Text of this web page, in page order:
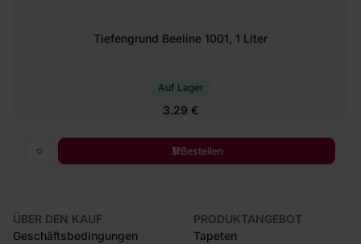
Tiefengrund Beeline 1001, 1 Liter
Auf Lager
3.29 €
Bestellen
ÜBER DEN KAUF
Geschäftsbedingungen
PRODUKTANGEBOT
Tapeten